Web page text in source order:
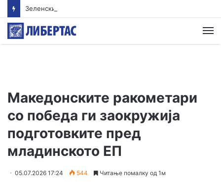
Зеленски во сабота доаѓа во Белград
Македонските ракометари
со победа ги заокружија
подготовките пред
младинското ЕП
05.07.2026 17:24 544 Читање помалку од 1м